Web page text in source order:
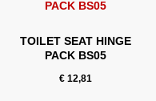
TOILET SEAT HINGE
PACK BS05
€ 12,81